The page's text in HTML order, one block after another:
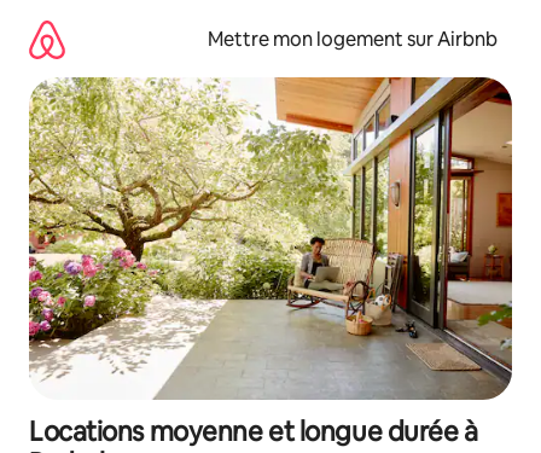
directement
contenu
Mettre mon logement sur Airbnb
Locations moyenne et longue durée à